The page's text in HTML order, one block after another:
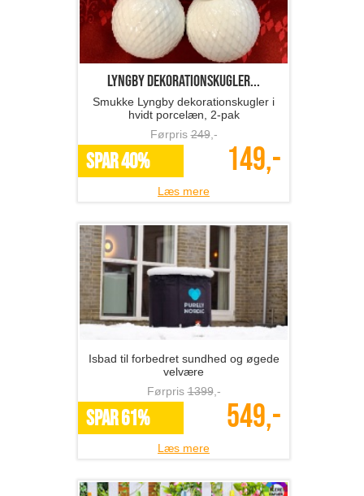
Lyngby dekorationskugler...
Smukke Lyngby dekorationskugler i
hvidt porcelæn, 2-pak
Førpris249,-
SPAR 40% 149,-
Læs mere
Isbad til forbedret sundhed og øgede
velvære
Førpris1399,-
SPAR 61% 549,-
Læs mere